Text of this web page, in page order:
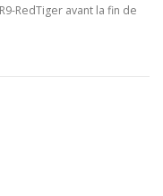
RedTiger avant la fin de